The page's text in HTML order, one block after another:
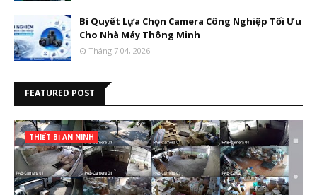
Bí Quyết Lựa Chọn Camera Công Nghiệp Tối Ưu
Cho Nhà Máy Thông Minh
Tháng 7 04, 2026
FEATURED POST
THIẾT BỊ AN NINH